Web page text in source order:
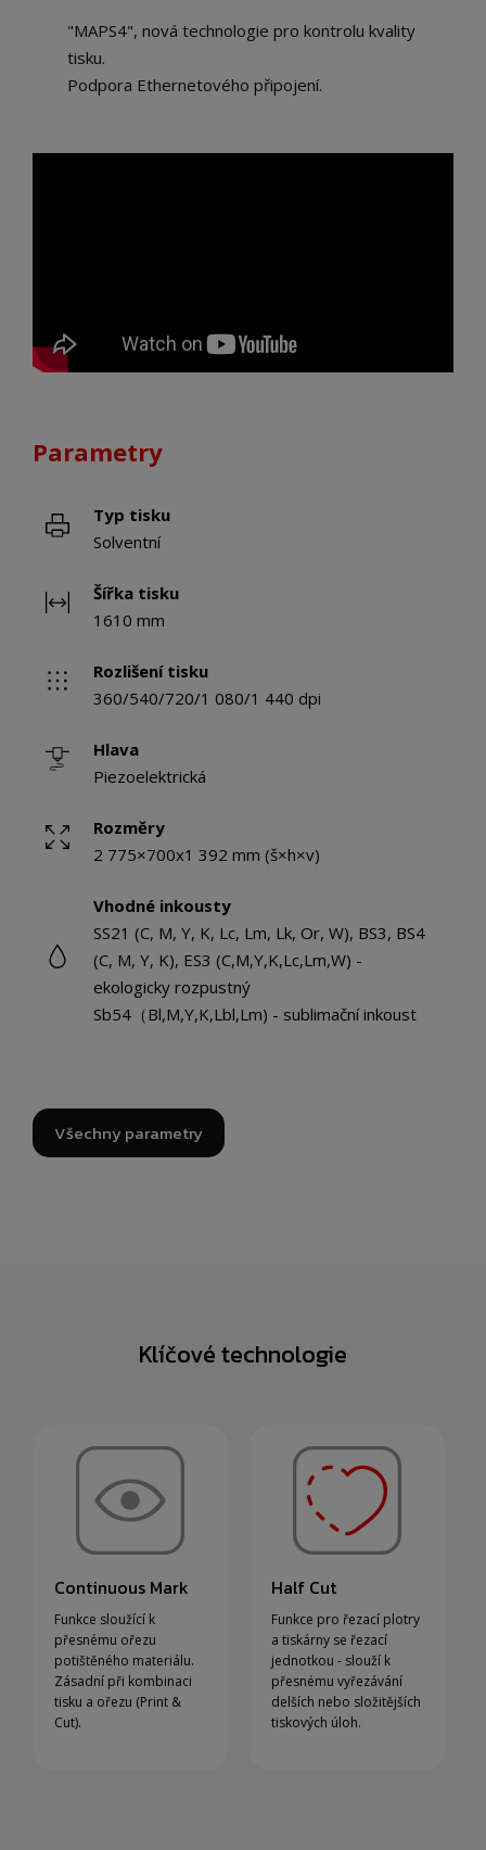
"MAPS4", nová technologie pro kontrolu kvality
tisku.
Podpora Ethernetového připojení.
Parametry
Typ tisku
Solventní
Šířka tisku
1610 mm
Rozlišení tisku
360/540/720/1 080/1 440 dpi
Hlava
Piezoelektrická
Rozměry
2 775×700x1 392 mm (š×h×v)
Vhodné inkousty
SS21 (C, M, Y, K, Lc, Lm, Lk, Or, W), BS3, BS4
(C, M, Y, K), ES3 (C,M,Y,K,Lc,Lm,W) -
ekologicky rozpustný
Sb54（Bl,M,Y,K,Lbl,Lm) - sublimační inkoust
Všechny parametry
Klíčové technologie
Continuous Mark
Funkce sloužící k
přesnému ořezu
potištěného materiálu.
Zásadní při kombinaci
tisku a ořezu (Print &
Cut).
Half Cut
Funkce pro řezací plotry
a tiskárny se řezací
jednotkou - slouží k
přesnému vyřezávání
delších nebo složitějších
tiskových úloh.